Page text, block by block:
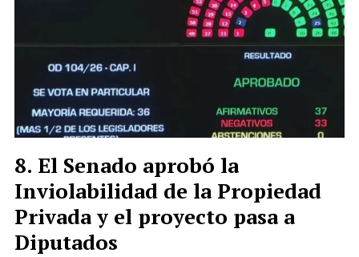
El Senado aprobó la
Inviolabilidad de la Propiedad
Privada y el proyecto pasa a
Diputados